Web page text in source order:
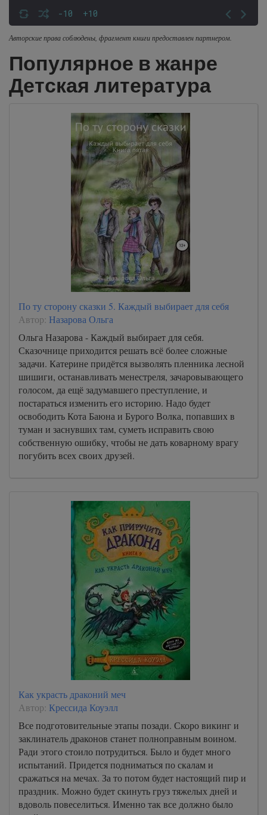
-10 +10
Авторские права соблюдены, фрагмент книги предоставлен партнером.
Популярное в жанре
Детская литература
По ту сторону сказки 5. Каждый выбирает для себя
Автор: Назарова Ольга
Ольга Назарова - Каждый выбирает для себя.
Сказочнице приходится решать всё более сложные
задачи. Катерине придётся вызволять пленника лесной
шишиги, останавливать менестреля, зачаровывающего
голосом, да ещё задумавшего преступление, и
постараться изменить его историю. Надо будет
освободить Кота Баюна и Бурого Волка, попавших в
туман и заснувших там, суметь исправить свою
собственную ошибку, чтобы не дать коварному врагу
погубить всех своих друзей.
Как украсть драконий меч
Автор: Крессида Коуэлл
Все подготовительные этапы позади. Скоро викинг и
заклинатель драконов станет полноправным воином.
Ради этого стоило потрудиться. Было и будет много
испытаний. Придется подниматься по скалам и
сражаться на мечах. За то потом будет настоящий пир и
праздник. Можно будет скинуть груз тяжелых дней и
вдоволь повеселиться. Именно так все должно было